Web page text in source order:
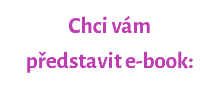
Chci vám
představit e-book: